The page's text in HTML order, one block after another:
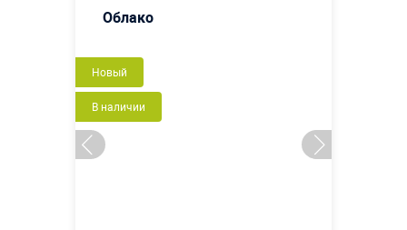
Облако
Новый
В наличии